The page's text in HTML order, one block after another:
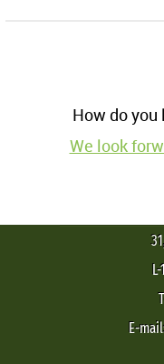
How do
We look
E-